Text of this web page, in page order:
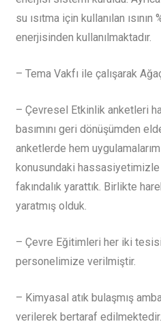
su ısıtma için kullanılan
enerjisinden kullanılmaktadır.
– Tema Vakfı ile çalışarak
– Çevresel Etkinlik anketleri
basımını geri dönüşümden
anketlerde hem
konusundaki
fakındalık yarattık. Birlikte
yaratmış olduk.
– Çevre Eğitimleri her iki
personelimize verilmiştir.
– Kimyasal atık bulaşmış
verilerek bertaraf edilmektedir.